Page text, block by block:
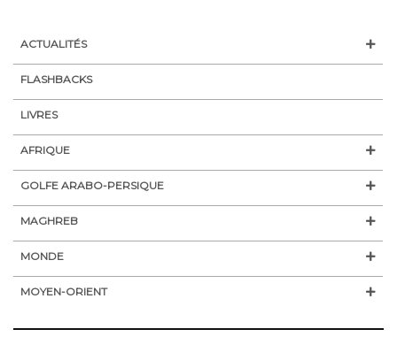
ACTUALITÉS
FLASHBACKS
LIVRES
AFRIQUE
GOLFE ARABO-PERSIQUE
MAGHREB
MONDE
MOYEN-ORIENT